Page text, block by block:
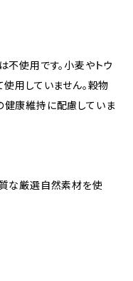
不使用です。小麦やトウ
用していません。穀物
康維持に配慮していま
な厳選自然素材を使